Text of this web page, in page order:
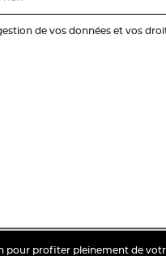
pour profiter pleinement de
de vos données et vos